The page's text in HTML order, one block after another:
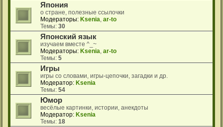
Япония
о стране, полезные ссылочки
Модераторы: Ksenia ar-to
Темы: 30
Японский язык
изучаем вместе ^_~
Модераторы: Ksenia ar-to
Темы: 5
Игры
игры со словами, игры-цепочки, загадки и др.
Модератор: Ksenia
Темы: 54
Юмор
весёлые картинки, истории, анекдоты
Модератор: Ksenia
Темы: 18